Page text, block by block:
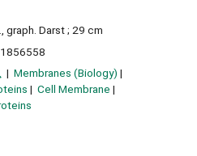
graph. Darst ; 29 cm
Membranes (Biology)
Cell Membrane